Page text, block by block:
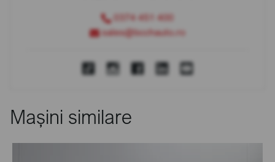
0374 451 400
sales@bcchauto.ro
Mașini similare